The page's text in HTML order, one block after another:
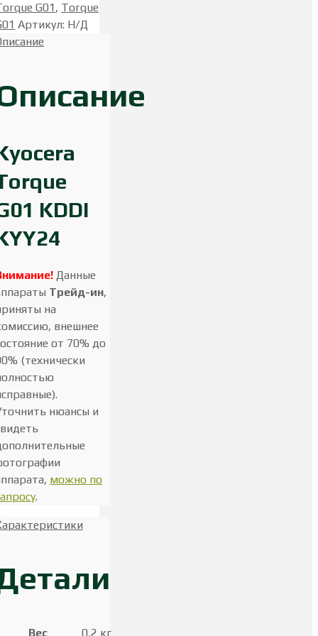
G01 , Torque
Артикул: Н/Д
KDDI
Данные
Трейд-ин,
на
внешнее
от 70% до
(технически
нюансы и
можно по
.
Вес 0,2 кг